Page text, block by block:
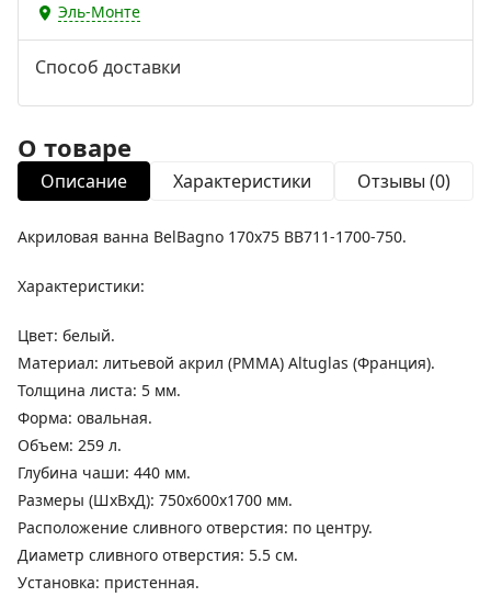
Эль-Монте
Способ доставки
О товаре
Описание Характеристики Отзывы (0)
Акриловая ванна BelBagno 170x75 BB711-1700-750.
Характеристики:
Цвет: белый.
Материал: литьевой акрил (PMMA) Altuglas (Франция).
Толщина листа: 5 мм.
Форма: овальная.
Объем: 259 л.
Глубина чаши: 440 мм.
Размеры (ШхВхД): 750x600x1700 мм.
Расположение сливного отверстия: по центру.
Диаметр сливного отверстия: 5.5 см.
Установка: пристенная.